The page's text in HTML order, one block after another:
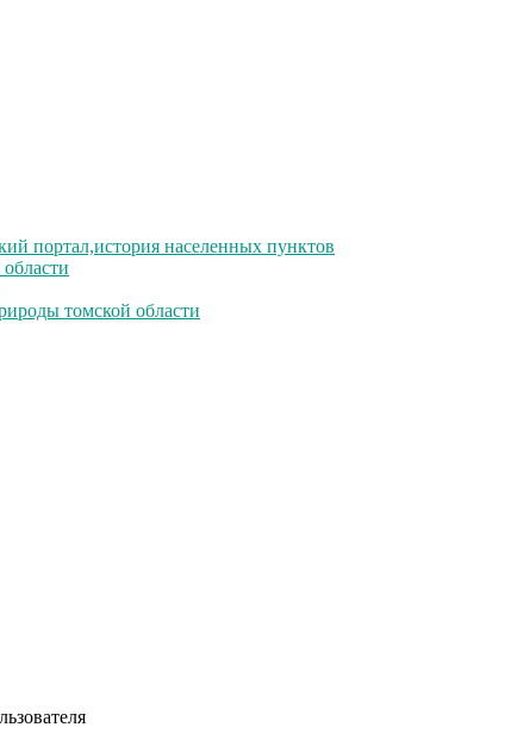
портал,история населенных пунктов
томской области